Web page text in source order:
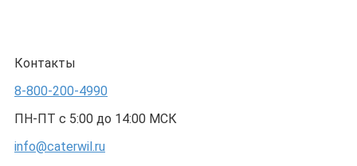
Контакты
8-800-200-4990
ПН-ПТ с 5:00 до 14:00 МСК
info@caterwil.ru